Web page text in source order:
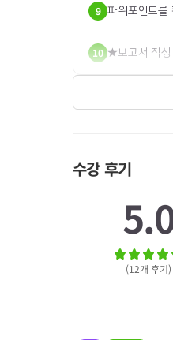
9 파워포인트를
10 ★보고서 작성
수강 후기
(12개 후기)